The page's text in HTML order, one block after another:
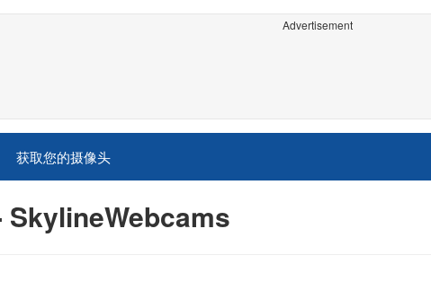
Advertisement
获取您的摄像头
SkylineWebcams